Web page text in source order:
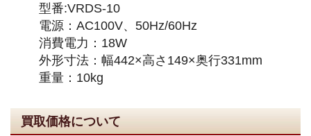
型番:VRDS-10
電源：AC100V、50Hz/60Hz
消費電力：18W
外形寸法：幅442×高さ149×奥行331mm
重量：10kg
買取価格について